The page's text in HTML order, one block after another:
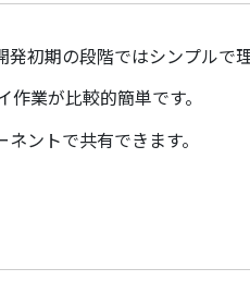
初期の段階ではシンプルで
業が比較的簡単です。
ントで共有できます。